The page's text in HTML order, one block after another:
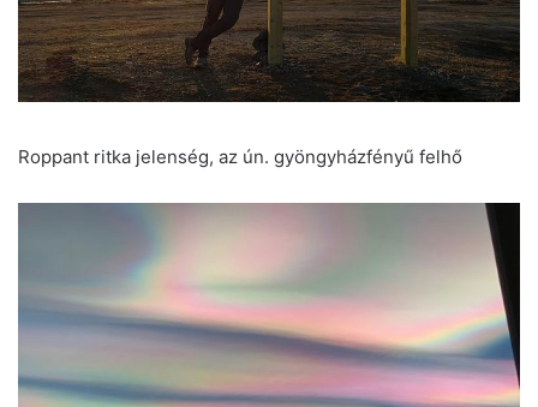
Roppant ritka jelenség, az ún. gyöngyházfényű felhő